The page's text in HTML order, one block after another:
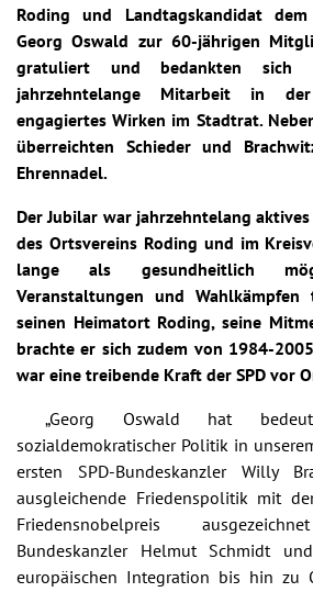
Roding und Landtagskandidat dem
Georg Oswald zur 60-jährigen
gratuliert und bedankten sich
jahrzehntelange Mitarbeit in
engagiertes Wirken im Stadtrat.
überreichten Schieder und
Ehrennadel.
Der Jubilar war jahrzehntelang
des Ortsvereins Roding und im
lange als gesundheitlich
Veranstaltungen und
seinen Heimatort Roding, seine
brachte er sich zudem von 1984-
war eine treibende Kraft der SPD vor
„Georg Oswald hat
sozialdemokratischer Politik in
ersten SPD-Bundeskanzler Willy
ausgleichende Friedenspolitik mit
Friedensnobelpreis
Bundeskanzler Helmut Schmidt
europäischen Integration bis hin zu